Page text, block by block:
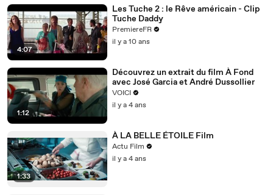
4:07
Les Tuche 2 : le Rêve américain - Clip
Tuche Daddy
PremiereFR
il y a 10 ans
1:12
Découvrez un extrait du film À Fond
avec José Garcia et André Dussollier
VOICI
il y a 4 ans
1:33
À LA BELLE ÉTOILE Film
Actu Film
il y a 4 ans